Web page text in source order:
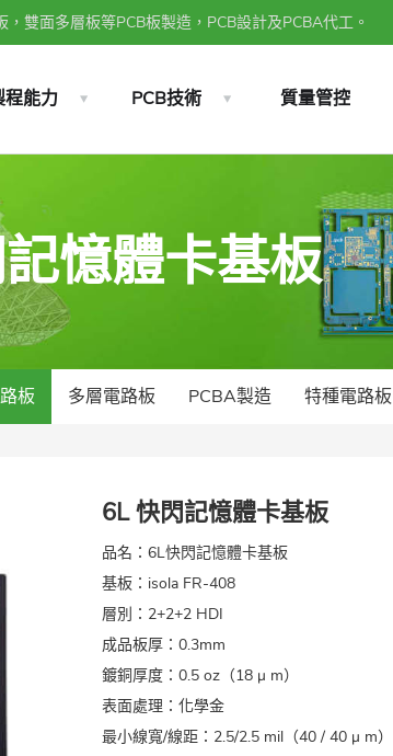
雙面多層板等PCB板製造，PCB設計及PCBA代工。
程能力 PCB技術 質量管控
憶體卡基板
板 多層電路板 PCBA製造 特種電路板
6L 快閃記憶體卡基板
品名：6L快閃記憶體卡基板
基板：isola FR-408
層別：2+2+2 HDI
成品板厚：0.3mm
鍍銅厚度：0.5 oz（18 μ m）
表面處理：化學金
最小線寬/線距：2.5/2.5 mil（40 / 40 μ m）